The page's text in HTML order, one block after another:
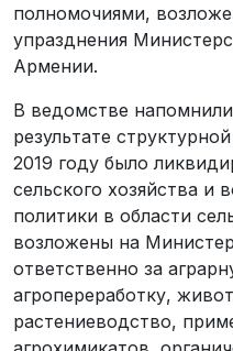
полномочиями,
упразднения
Армении.
В ведомстве
результате
2019 году было
сельского хозяйства и
политики в области
возложены на
ответственно за
агропереработку,
растениеводство,